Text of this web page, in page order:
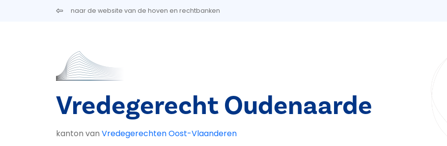
Overslaan en naar de inhoud gaannaar de website van de hoven en rechtbanken
Vredegerecht Oudenaarde
kanton van Vredegerechten Oost-Vlaanderen